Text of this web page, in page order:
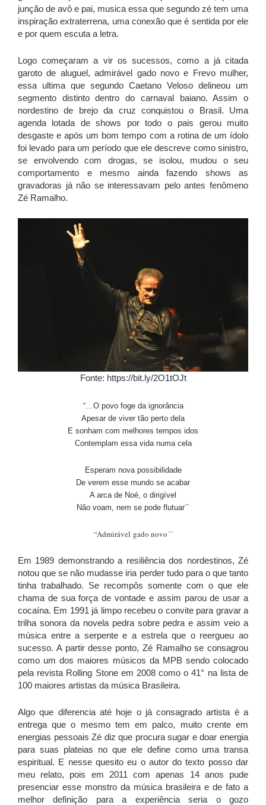
junção de avô e pai, musica essa que segundo zé tem uma
inspiração extraterrena, uma conexão que é sentida por ele
e por quem escuta a letra.
Logo começaram a vir os sucessos, como a já citada
garoto de aluguel, admirável gado novo e Frevo mulher,
essa ultima que segundo Caetano Veloso delineou um
segmento distinto dentro do carnaval baiano.Assim o
nordestino de brejo da cruz conquistou o Brasil. Uma
agenda lotada de shows por todo o pais gerou muito
desgaste e após um bom tempo com a rotina de um ídolo
foi levado para um período que ele descreve como sinistro,
se envolvendo com drogas, se isolou, mudou o seu
comportamento e mesmo ainda fazendo shows as
gravadoras já não se interessavam pelo antes fenômeno
Zé Ramalho.
Fonte: https://bit.ly/2O1tOJt
“…O povo foge da ignorância
Apesar de viver tão perto dela
E sonham com melhores tempos idos
Contemplam essa vida numa cela
Esperam nova possibilidade
De verem esse mundo se acabar
A arca de Noé, o dirigível
Não voam, nem se pode flutuar´´
“Admirável gado novo´´
Em 1989 demonstrando a resiliência dos nordestinos, Zé
notou que se não mudasse iria perder tudo para o que tanto
tinha trabalhado. Se recompôs somente com o que ele
chama de sua força de vontade e assim parou de usar a
cocaína. Em 1991 já limpo recebeu o convite para gravar a
trilha sonora da novela pedra sobre pedra e assim veio a
música entre a serpente e a estrela que o reergueu ao
sucesso. A partir desse ponto, Zé Ramalho se consagrou
como um dos maiores músicos da MPB sendo colocado
pela revista Rolling Stone em 2008 como o 41° na lista de
100 maiores artistas da música Brasileira.
Algo que diferencia até hoje o já consagrado artista é a
entrega que o mesmo tem em palco, muito crente em
energias pessoais Zé diz que procura sugar e doar energia
para suas plateias no que ele define como uma transa
espiritual. E nesse quesito eu o autor do texto posso dar
meu relato, pois em 2011 com apenas 14 anos pude
presenciar esse monstro da música brasileira e de fato a
melhor definição para a experiência seria o gozo